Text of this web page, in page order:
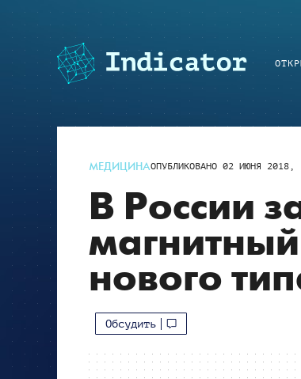
МЕДИЦИНАОПУБЛИКОВАНО 02 ИЮНЯ 2018,
В России
нового
Обсудить